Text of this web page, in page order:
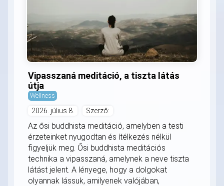
Vipasszaná meditáció, a tiszta látás
útja
Wellness
2026. július 8. Szerző:
Az ősi buddhista meditáció, amelyben a testi
érzeteinket nyugodtan és ítélkezés nélkül
figyeljük meg. Ősi buddhista meditációs
technika a vipasszaná, amelynek a neve tiszta
látást jelent. A lényege, hogy a dolgokat
olyannak lássuk, amilyenek valójában,